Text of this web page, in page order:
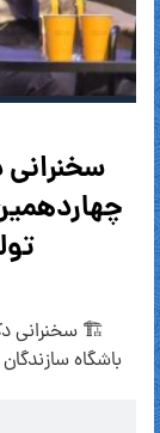
🏗 سخنرانی
باشگاه